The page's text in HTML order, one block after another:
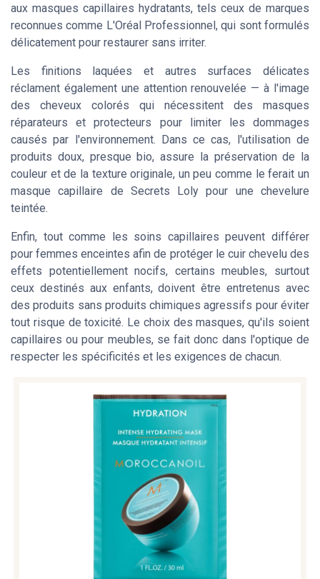
aux masques capillaires hydratants, tels ceux de marques
reconnues comme L'Oréal Professionnel, qui sont formulés
délicatement pour restaurer sans irriter.
Les finitions laquées et autres surfaces délicates
réclament également une attention renouvelée — à l'image
des cheveux colorés qui nécessitent des masques
réparateurs et protecteurs pour limiter les dommages
causés par l'environnement. Dans ce cas, l'utilisation de
produits doux, presque bio, assure la préservation de la
couleur et de la texture originale, un peu comme le ferait un
masque capillaire de Secrets Loly pour une chevelure
teintée.
Enfin, tout comme les soins capillaires peuvent différer
pour femmes enceintes afin de protéger le cuir chevelu des
effets potentiellement nocifs, certains meubles, surtout
ceux destinés aux enfants, doivent être entretenus avec
des produits sans produits chimiques agressifs pour éviter
tout risque de toxicité. Le choix des masques, qu'ils soient
capillaires ou pour meubles, se fait donc dans l'optique de
respecter les spécificités et les exigences de chacun.